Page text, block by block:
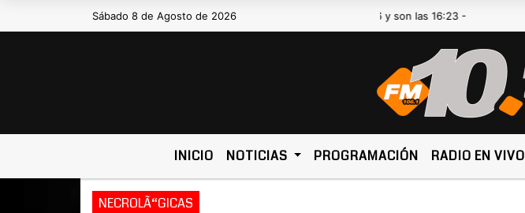
Sábado 8 de Agosto de 2026Hoy es Sábado 8 de Agosto de 2026 y son las 16:23 -
INICIO NOTICIAS PROGRAMACIÓN RADIO EN VIVO
NECROLÃ“GICAS